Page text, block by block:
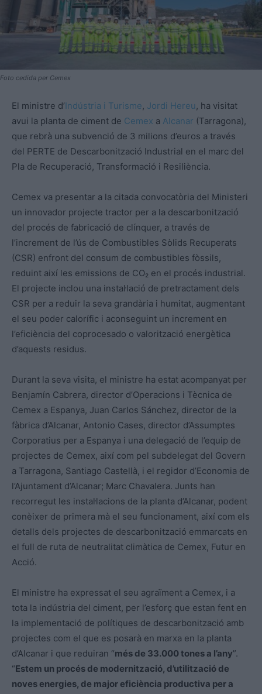
Foto cedida per Cemex
El ministre d’Indústria i Turisme, Jordi Hereu, ha visitat
avui la planta de ciment de Cemex a Alcanar (Tarragona),
que rebrà una subvenció de 3 milions d’euros a través
del PERTE de Descarbonització Industrial en el marc del
Pla de Recuperació, Transformació i Resiliència.
Cemex va presentar a la citada convocatòria del Ministeri
un innovador projecte tractor per a la descarbonització
del procés de fabricació de clínquer, a través de
l’increment de l’ús de Combustibles Sòlids Recuperats
(CSR) enfront del consum de combustibles fòssils,
reduint així les emissions de CO₂ en el procés industrial.
El projecte inclou una instal·lació de pretractament dels
CSR per a reduir la seva grandària i humitat, augmentant
el seu poder calorífic i aconseguint un increment en
l’eficiència del coprocesado o valorització energètica
d’aquests residus.
Durant la seva visita, el ministre ha estat acompanyat per
Benjamín Cabrera, director d’Operacions i Tècnica de
Cemex a Espanya, Juan Carlos Sánchez, director de la
fàbrica d’Alcanar, Antonio Cases, director d’Assumptes
Corporatius per a Espanya i una delegació de l’equip de
projectes de Cemex, així com pel subdelegat del Govern
a Tarragona, Santiago Castellà, i el regidor d’Economia de
l’Ajuntament d’Alcanar; Marc Chavalera. Junts han
recorregut les instal·lacions de la planta d’Alcanar, podent
conèixer de primera mà el seu funcionament, així com els
detalls dels projectes de descarbonització emmarcats en
el full de ruta de neutralitat climàtica de Cemex, Futur en
Acció.
El ministre ha expressat el seu agraïment a Cemex, i a
tota la indústria del ciment, per l’esforç que estan fent en
la implementació de polítiques de descarbonització amb
projectes com el que es posarà en marxa en la planta
d’Alcanar i que reduiran “més de 33.000 tones a l’any”.
“Estem un procés de modernització, d’utilització de
noves energies, de major eficiència productiva per a